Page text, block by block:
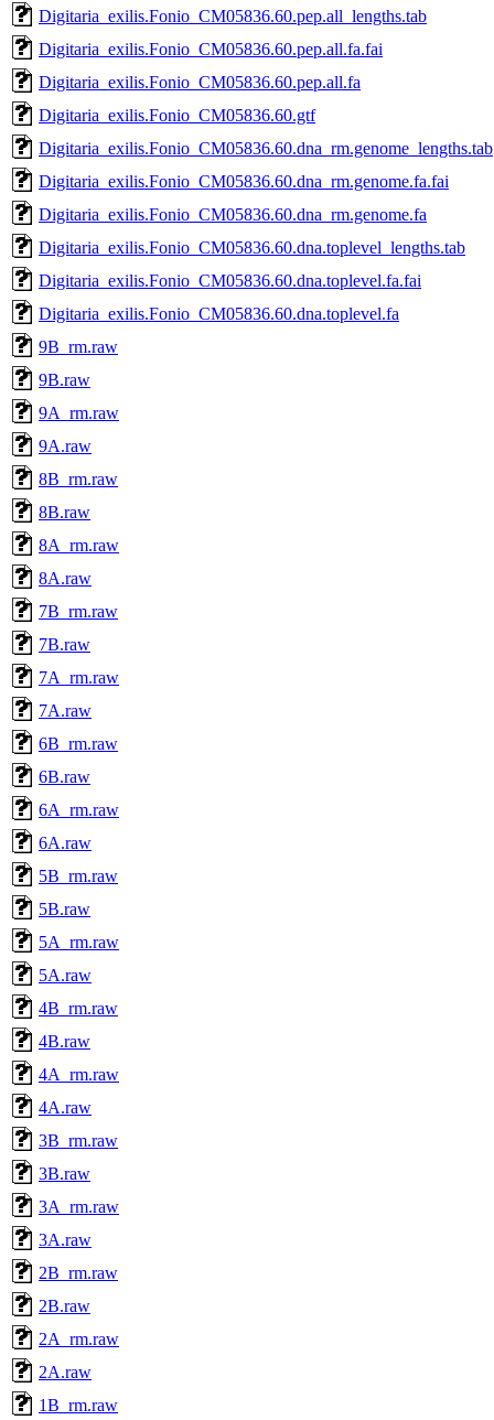
Digitaria_exilis.Fonio_CM05836.60.pep.all_lengths.tab
Digitaria_exilis.Fonio_CM05836.60.pep.all.fa.fai
Digitaria_exilis.Fonio_CM05836.60.pep.all.fa
Digitaria_exilis.Fonio_CM05836.60.gtf
Digitaria_exilis.Fonio_CM05836.60.dna_rm.genome_lengths.tab
Digitaria_exilis.Fonio_CM05836.60.dna_rm.genome.fa.fai
Digitaria_exilis.Fonio_CM05836.60.dna_rm.genome.fa
Digitaria_exilis.Fonio_CM05836.60.dna.toplevel_lengths.tab
Digitaria_exilis.Fonio_CM05836.60.dna.toplevel.fa.fai
Digitaria_exilis.Fonio_CM05836.60.dna.toplevel.fa
9B_rm.raw
9B.raw
9A_rm.raw
9A.raw
8B_rm.raw
8B.raw
8A_rm.raw
8A.raw
7B_rm.raw
7B.raw
7A_rm.raw
7A.raw
6B_rm.raw
6B.raw
6A_rm.raw
6A.raw
5B_rm.raw
5B.raw
5A_rm.raw
5A.raw
4B_rm.raw
4B.raw
4A_rm.raw
4A.raw
3B_rm.raw
3B.raw
3A_rm.raw
3A.raw
2B_rm.raw
2B.raw
2A_rm.raw
2A.raw
1B_rm.raw